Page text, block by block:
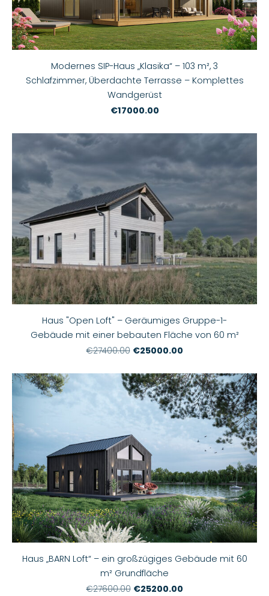
Modernes SIP-Haus „Klasika“ – 103 m², 3
Schlafzimmer, Überdachte Terrasse – Komplettes
Wandgerüst
€17000.00
Haus "Open Loft" – Geräumiges Gruppe-1-
Gebäude mit einer bebauten Fläche von 60 m²
€27400.00 €25000.00
Haus „BARN Loft“ – ein großzügiges Gebäude mit 60
m² Grundfläche
€27600.00 €25200.00